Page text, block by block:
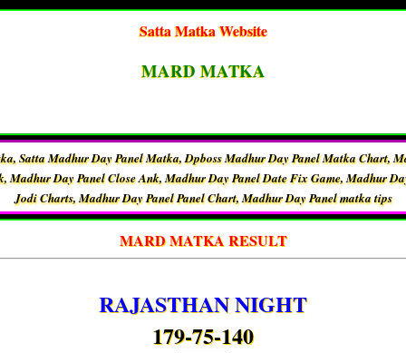
Satta Matka Website
MARD MATKA
Satta Madhur Day Panel Matka, Dpboss Madhur Day Panel Matka Chart,
Day Panel Close Ank, Madhur Day Panel Date Fix Game, Madhur
Jodi Charts, Madhur Day Panel Panel Chart, Madhur Day Panel matka tips
MARD MATKA RESULT
RAJASTHAN NIGHT
179-75-140